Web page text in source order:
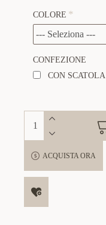
COLORE
CONFEZIONE
CON SCATOLA
ACQUISTA ORA